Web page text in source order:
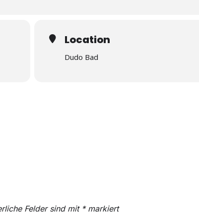
Location
Dudo Bad
Felder sind mit *markiert